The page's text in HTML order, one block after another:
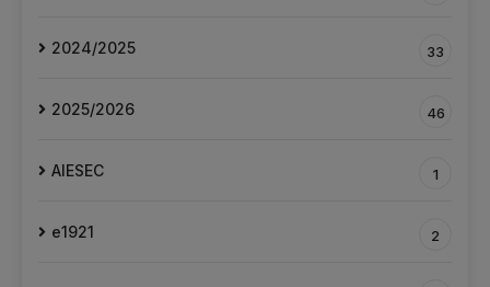
2024/2025 33
2025/2026 46
AIESEC 1
e1921 2